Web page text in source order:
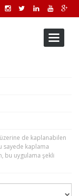
Toggle
üzerine de kaplanabilen
sayede kaplama
bu uygulama şekli